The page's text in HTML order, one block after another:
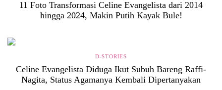
11 Foto Transformasi Celine Evangelista dari 2014
hingga 2024, Makin Putih Kayak Bule!
D-STORIES
Celine Evangelista Diduga Ikut Subuh Bareng Raffi-
Nagita, Status Agamanya Kembali Dipertanyakan